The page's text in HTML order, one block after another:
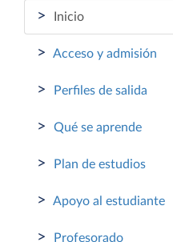
> Inicio
> Acceso y admisión
> Perfiles de salida
> Qué se aprende
> Plan de estudios
> Apoyo al estudiante
> Profesorado